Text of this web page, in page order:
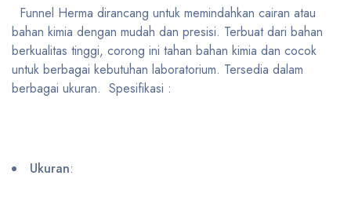
Funnel Herma dirancang untuk memindahkan cairan atau
bahan kimia dengan mudah dan presisi. Terbuat dari bahan
berkualitas tinggi, corong ini tahan bahan kimia dan cocok
untuk berbagai kebutuhan laboratorium. Tersedia dalam
berbagai ukuran. Spesifikasi :
Ukuran: